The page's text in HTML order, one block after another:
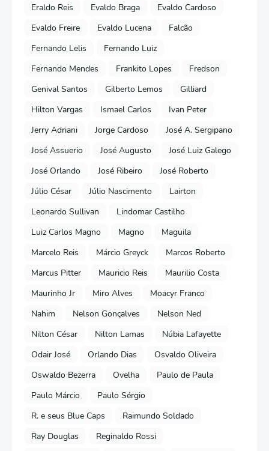
Eraldo Reis
Evaldo Braga
Evaldo Cardoso
Evaldo Freire
Evaldo Lucena
Falcão
Fernando Lelis
Fernando Luiz
Fernando Mendes
Frankito Lopes
Fredson
Genival Santos
Gilberto Lemos
Gilliard
Hilton Vargas
Ismael Carlos
Ivan Peter
Jerry Adriani
Jorge Cardoso
José A. Sergipano
José Assuerio
José Augusto
José Luiz Galego
José Orlando
José Ribeiro
José Roberto
Júlio César
Júlio Nascimento
Lairton
Leonardo Sullivan
Lindomar Castilho
Luiz Carlos Magno
Magno
Maguila
Marcelo Reis
Márcio Greyck
Marcos Roberto
Marcus Pitter
Mauricio Reis
Maurilio Costa
Maurinho Jr
Miro Alves
Moacyr Franco
Nahim
Nelson Gonçalves
Nelson Ned
Nilton César
Nilton Lamas
Núbia Lafayette
Odair José
Orlando Dias
Osvaldo Oliveira
Oswaldo Bezerra
Ovelha
Paulo de Paula
Paulo Márcio
Paulo Sérgio
R. e seus Blue Caps
Raimundo Soldado
Ray Douglas
Reginaldo Rossi